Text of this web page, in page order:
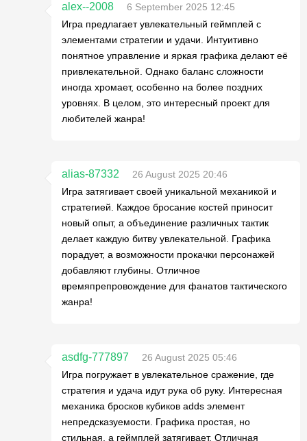
alex--2008
6 September 2025 12:45
Игра предлагает увлекательный геймплей с
элементами стратегии и удачи. Интуитивно
понятное управление и яркая графика делают её
привлекательной. Однако баланс сложности
иногда хромает, особенно на более поздних
уровнях. В целом, это интересный проект для
любителей жанра!
alias-87332
26 August 2025 20:46
Игра затягивает своей уникальной механикой и
стратегией. Каждое бросание костей приносит
новый опыт, а объединение различных тактик
делает каждую битву увлекательной. Графика
порадует, а возможности прокачки персонажей
добавляют глубины. Отличное
времяпрепровождение для фанатов тактического
жанра!
asdfg-777897
26 August 2025 05:46
Игра погружает в увлекательное сражение, где
стратегия и удача идут рука об руку. Интересная
механика бросков кубиков adds элемент
непредсказуемости. Графика простая, но
стильная, а геймплей затягивает. Отличная